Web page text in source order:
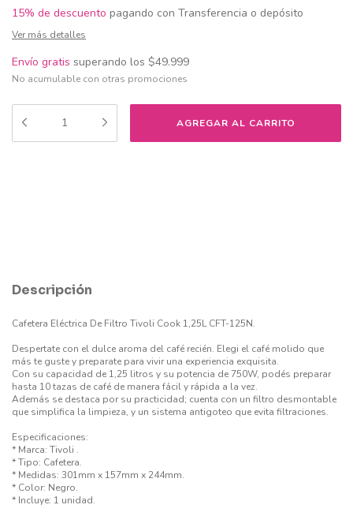
15% de descuento pagando con Transferencia o depósito
Ver más detalles
Envío gratis superando los $49.999
No acumulable con otras promociones
Descripción
Cafetera Eléctrica De Filtro Tivoli Cook 1,25L CFT-125N.
Despertate con el dulce aroma del café recién. Elegi el café molido que
más te guste y preparate para vivir una experiencia exquisita.
Con su capacidad de 1,25 litros y su potencia de 750W, podés preparar
hasta 10 tazas de café de manera fácil y rápida a la vez.
Además se destaca por su practicidad; cuenta con un filtro desmontable
que simplifica la limpieza, y un sistema antigoteo que evita filtraciones.
Especificaciones:
* Marca: Tivoli .
* Tipo: Cafetera.
* Medidas: 301mm x 157mm x 244mm.
* Color: Negro.
* Incluye: 1 unidad.